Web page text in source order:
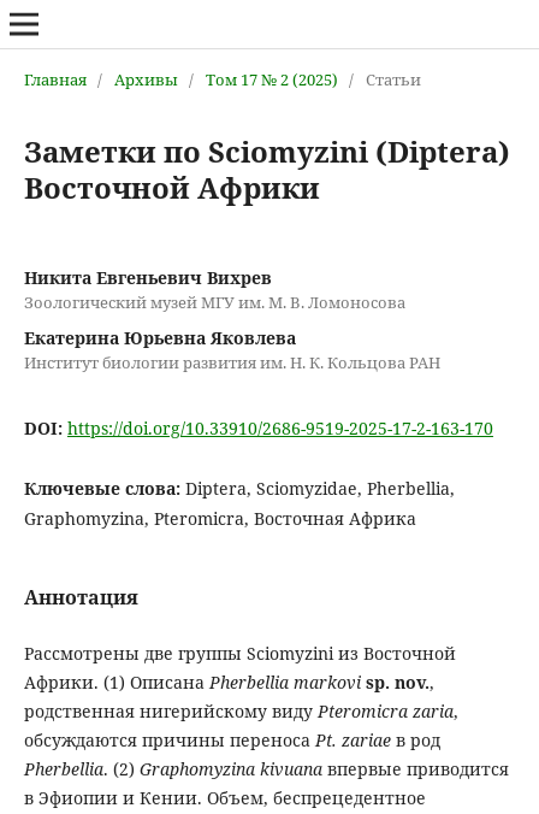
Главная / Архивы / Том 17 № 2 (2025) / Статьи
Заметки по Sciomyzini (Diptera)
Восточной Африки
Никита Евгеньевич Вихрев
Зоологический музей МГУ им. М. В. Ломоносова
Екатерина Юрьевна Яковлева
Институт биологии развития им. Н. К. Кольцова РАН
DOI: https://doi.org/10.33910/2686-9519-2025-17-2-163-170
Ключевые слова: Diptera, Sciomyzidae, Pherbellia,
Graphomyzina, Pteromicra, Восточная Африка
Аннотация
Рассмотрены две группы Sciomyzini из Восточной
Африки. (1) ОписанаPherbellia markovi sp. nov.,
родственная нигерийскому видуPteromicra zaria,
обсуждаются причины переносаPt. zariae в род
Pherbellia. (2) Graphomyzina kivuana впервые приводится
в Эфиопии и Кении. Объем, беспрецедентное